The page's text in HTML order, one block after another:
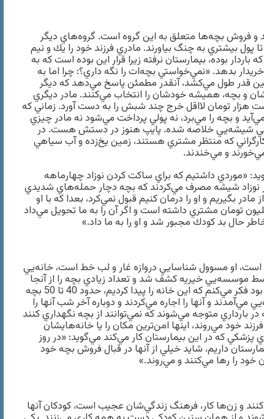
فروش بچه‌ها متعلق به اين گروه است. گروه‌هاي ديگر
بيشتري به چنگ بياورند. مادري فرزند خود را يك و نيم
بوده، بيمارستان نرفته زيرا قرار اين بوده است كه به
بدهد. «نمي‌خواستي بچه‌ات را نگه داري؟: چرا اما به
قدر طول مي‌كشد، آنقدر مطمئن پاسخ مي‌دهد كه ديگر
و بچه، هميشه خودشان را انتخاب مي‌كنند. مادر ديگري
هزار تومان لااقل خرج چند شبش را به دست آورد. زماني كه
و بچه را مي‌برد، نه پولي پرداخت مي‌شود نه مادر چيزي
شيشه‌يي خلاصه شده. پايپ هنوز در دستش هست. در
كه منتظر مشتري هستند، زمين يخ‌زده و آب سياهي
و مي‌خندند.
«موردي داشتيم كه براي ساكت كردن نوزاد چهارماهه
نوزاد شيشه مصرف مي‌كردند كه بچه دچار حمله‌هاي شديدي
بگيريم و او را درمان كنيم قبول نمي‌كرد، بعدا كه با او
تومان مشتري داشته است و اگر آن را به ما تحويل مي‌داد
حال بد كودك مجبور شد و او را به ما داد.»
او مسوول شناسايي دروازه غار و لب خط است، خانه‌يي
موسسه‌يي خيريه كشف شد و تعداد زيادي بچه را از آنجا
نجات مي‌دهند، مي‌گويد: «سال پيش بود فكر مي‌كنم كه اين خانه را پيدا كرديم، حدود 40 تا 50 بچه
مي‌آمدند و آنها را اجاره مي‌كردند و دوباره آخر شب آنها را
بارداري متوجه مي‌شوند كه نمي‌توانند از بچه نگهداري كنند
خود مي‌روند، اينها امن‌ترين مكان را يا خانه‌هايشان
پزشكي كه در اين بيمارستان كار مي‌كند مي‌گويد: «در روز
داريم، شايد خيلي از آنها در قبال فروش بچه خود
خود را رها مي‌كنند و مي‌روند.»
و زن‌ها كار، فرهنگ زندگي‌شان عجيب است، كودكان آنها